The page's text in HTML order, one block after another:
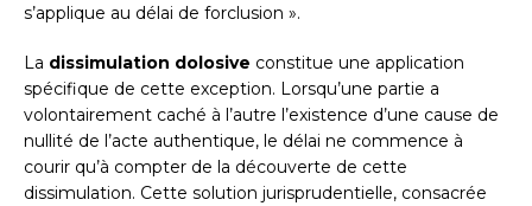
s’applique au délai de forclusion ».
La dissimulation dolosive constitue une application
spécifique de cette exception. Lorsqu’une partie a
volontairement caché à l’autre l’existence d’une cause de
nullité de l’acte authentique, le délai ne commence à
courir qu’à compter de la découverte de cette
dissimulation. Cette solution jurisprudentielle, consacrée